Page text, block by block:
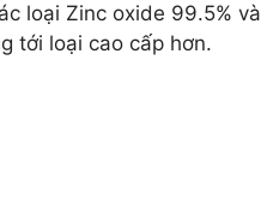
loại Zinc oxide 99.5%
tới loại cao cấp hơn.